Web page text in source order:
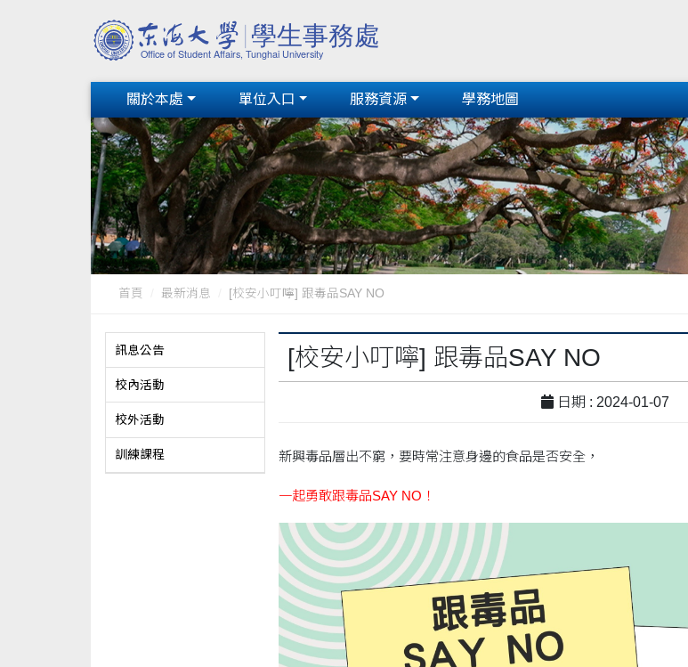
關於本處 單位入口 服務資源 學務地圖
首頁 最新消息 [校安小叮嚀] 跟毒品SAY NO
訊息公告
校內活動
校外活動
訓練課程
[校安小叮嚀] 跟毒品SAY NO
日期 : 2024-01-07
新興毒品層出不窮，要時常注意身邊的食品是否安全，
一起勇敢跟毒品SAY NO！